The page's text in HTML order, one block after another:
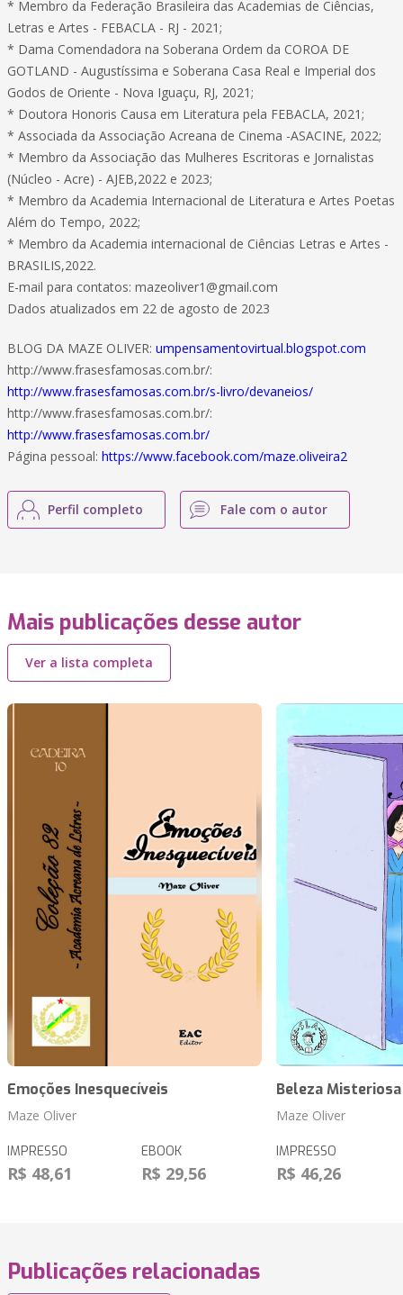
* Membro da Federação Brasileira das Academias de Ciências,
Letras e Artes - FEBACLA - RJ - 2021;
* Dama Comendadora na Soberana Ordem da COROA DE
GOTLAND - Augustíssima e Soberana Casa Real e Imperial dos
Godos de Oriente - Nova Iguaçu, RJ, 2021;
* Doutora Honoris Causa em Literatura pela FEBACLA, 2021;
* Associada da Associação Acreana de Cinema -ASACINE, 2022;
* Membro da Associação das Mulheres Escritoras e Jornalistas
(Núcleo - Acre) - AJEB,2022 e 2023;
* Membro da Academia Internacional de Literatura e Artes Poetas
Além do Tempo, 2022;
* Membro da Academia internacional de Ciências Letras e Artes -
BRASILIS,2022.
E-mail para contatos: mazeoliver1@gmail.com
Dados atualizados em 22 de agosto de 2023
BLOG DA MAZE OLIVER: umpensamentovirtual.blogspot.com
http://www.frasesfamosas.com.br/:
http://www.frasesfamosas.com.br/s-livro/devaneios/
http://www.frasesfamosas.com.br/:
http://www.frasesfamosas.com.br/
Página pessoal: https://www.facebook.com/maze.oliveira2
Perfil completo Fale com o autor
Mais publicações desse autor
Ver a lista completa
Emoções Inesquecíveis
Maze Oliver
IMPRESSO
R$ 48,61
EBOOK
R$ 29,56
Beleza Misteriosa
Maze Oliver
IMPRESSO
R$ 46,26
Publicações relacionadas